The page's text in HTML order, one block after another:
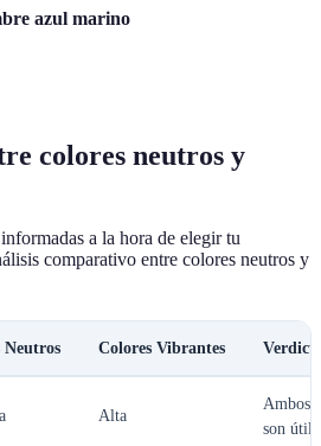
azul marino
colores neutros y
a la hora de elegir tu
comparativo entre colores neutros y
Neutros Colores Vibrantes Verdict
Alta
Ambos
son